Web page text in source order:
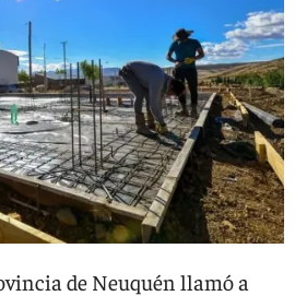
de Neuquén llamó a